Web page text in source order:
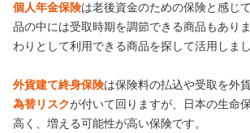
個人年金保険は老後資金のための保険と感じ
品の中には受取時期を調節できる商品もあり
わりとして利用できる商品を探して活用しまし
外貨建て終身保険は保険料の払込や受取を外
為替リスクが付いて回りますが、日本の生命
高く、増える可能性が高い保険です。